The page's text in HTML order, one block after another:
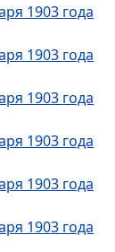
1903 года
1903 года
1903 года
1903 года
1903 года
1903 года